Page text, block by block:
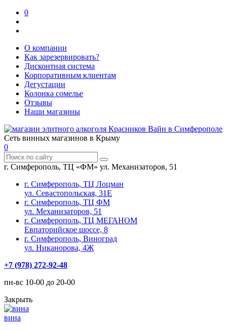
0
О компании
Как зарезервировать?
Дисконтная система
Корпоративным клиентам
Дегустации
Колонка сомелье
Отзывы
Наши магазины
Сеть винных магазинов в Крыму
0
г. Симферополь, ТЦ «ФМ» ул. Механизаторов, 51
г. Симферополь, ТЦ Лоцман
ул. Севастопольская, 31Е
г. Симферополь, ТЦ ФМ
ул. Механизаторов, 51
г. Симферополь, ТЦ МЕГАНОМ
Евпаторийское шоссе, 8
г. Симферополь, Виноград
ул. Никанорова, 4Ж
+7 (978) 272-92-48
пн-вс 10-00 до 20-00
Закрыть
вина